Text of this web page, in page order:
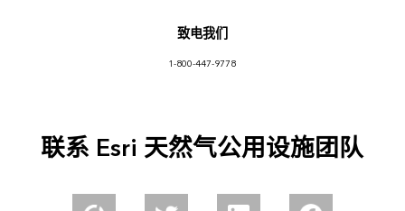
致电我们
1-800-447-9778
联系 Esri 天然气公用设施团队